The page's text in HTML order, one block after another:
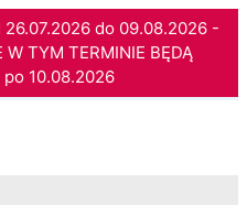
26.07.2026 do 09.08.2026 -
TYM TERMINIE BĘDĄ
po 10.08.2026